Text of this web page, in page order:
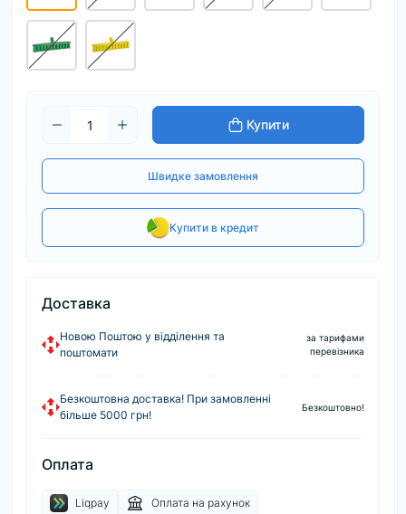
Купити
Швидке замовлення
Купити в кредит
Доставка
Новою Поштою у відділення та
поштомати
за тарифами
перевізника
Безкоштовна доставка! При замовленні
більше 5000 грн!
Безкоштовно!
Оплата
Liqpay
Оплата на рахунок